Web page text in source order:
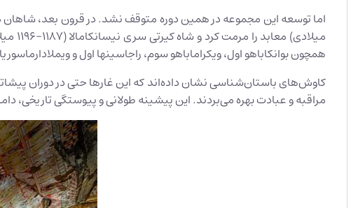
همچون بوانکاباهو اول، ویکراماباهو سوم، راجاسینها اول و
کاوش‌های باستان‌شناسی نشان داده‌اند که این غارها حتی در دوران
مراقبه و عبادت بهره می‌بردند. این پیشینه طولانی و پیوستگی تاریخی،